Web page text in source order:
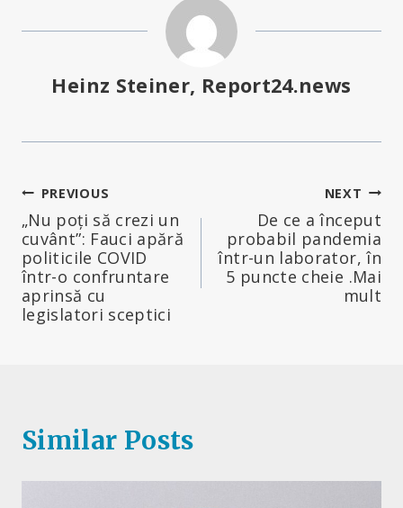
Heinz Steiner, Report24.news
Navigare
în
articole
PREVIOUS
„Nu poți să crezi un
cuvânt”: Fauci apără
politicile COVID
într-o confruntare
aprinsă cu
legislatori sceptici
NEXT
De ce a început
probabil pandemia
într-un laborator, în
5 puncte cheie .Mai
mult
Similar Posts